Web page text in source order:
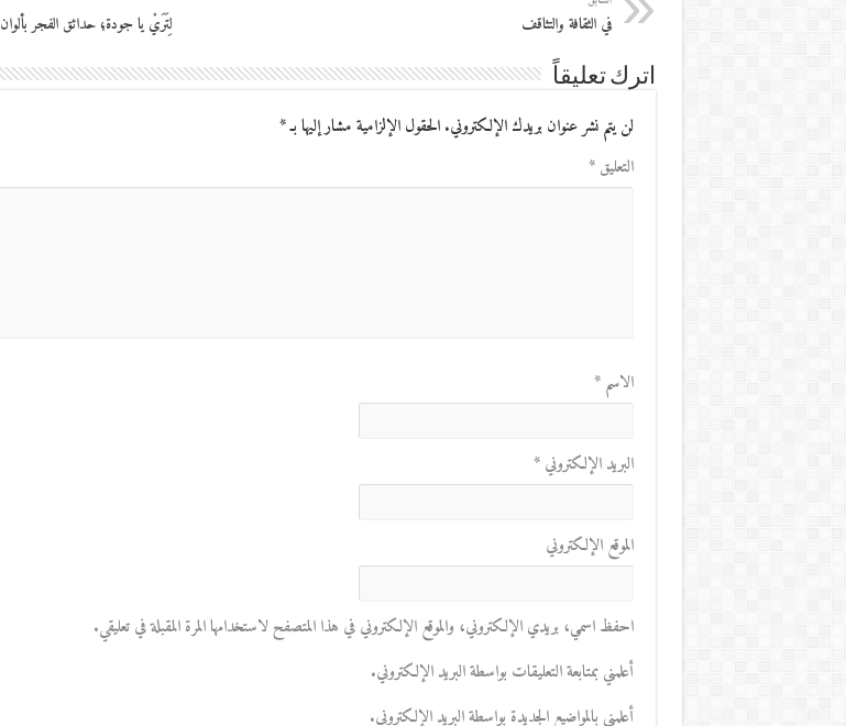
في الثقافة والتثاقف لِتَرَيْ يا جودة؛ حدائق الفجر بألوان
اترك تعليقاً
لن يتم نشر عنوان بريدك الإلكتروني. الحقول الإلزامية مشار إليها بـ*
التعليق*
الاسم*
البريد الإلكتروني*
الموقع الإلكتروني
احفظ اسمي، بريدي الإلكتروني، والموقع الإلكتروني في هذا المتصفح لاستخدامها المرة المقبلة في تعليقي.
أعلمني بمتابعة التعليقات بواسطة البريد الإلكتروني.
أعلمني بالمواضيع الجديدة بواسطة البريد الإلكتروني.